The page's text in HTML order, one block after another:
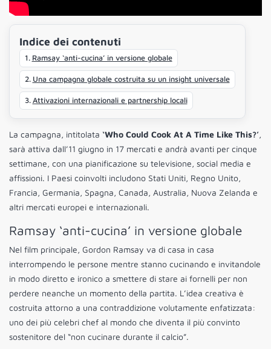
Indice dei contenuti
Ramsay ‘anti-cucina’ in versione globale
Una campagna globale costruita su un insight universale
Attivazioni internazionali e partnership locali
La campagna, intitolata ‘Who Could Cook At A Time Like This?’,
sarà attiva dall’11 giugno in 17 mercati e andrà avanti per cinque
settimane, con una pianificazione su televisione, social media e
affissioni. I Paesi coinvolti includono Stati Uniti, Regno Unito,
Francia, Germania, Spagna, Canada, Australia, Nuova Zelanda e
altri mercati europei e internazionali.
Ramsay ‘anti-cucina’ in versione globale
Nel film principale, Gordon Ramsay va di casa in casa
interrompendo le persone mentre stanno cucinando e invitandole
in modo diretto e ironico a smettere di stare ai fornelli per non
perdere neanche un momento della partita. L’idea creativa è
costruita attorno a una contraddizione volutamente enfatizzata:
uno dei più celebri chef al mondo che diventa il più convinto
sostenitore del “non cucinare durante il calcio”.